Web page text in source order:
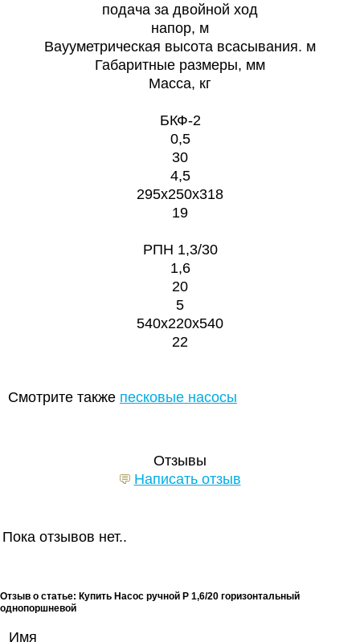
подача за двойной ход
напор, м
Ваууметрическая высота всасывания. м
Габаритные размеры, мм
Масса, кг
БКФ-2
0,5
30
4,5
295х250х318
19
РПН 1,3/30
1,6
20
5
540х220х540
22
Смотрите также песковые насосы
Отзывы
Написать отзыв
Пока отзывов нет..
Отзыв о статье: Купить Насос ручной Р 1,6/20 горизонтальный
однопоршневой
Имя